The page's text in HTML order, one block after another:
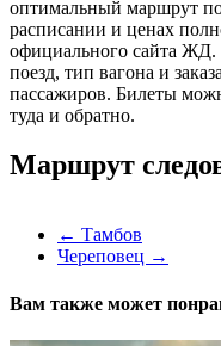
оптимальный маршрут
расписании и ценах
официального сайта
поезд, тип вагона и
пассажиров. Билеты
туда и обратно.
Маршрут
← Тамбов
Череповец →
Вам также может